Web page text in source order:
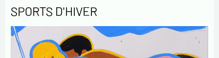
SPORTS D'HIVER